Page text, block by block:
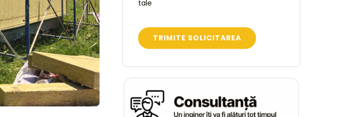
tale
TRIMITE SOLICITAREA